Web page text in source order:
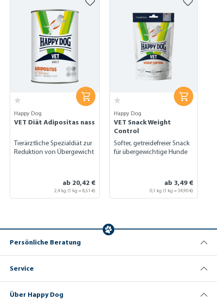
Happy Dog
VET Diät Adipositas nass
Tierärztliche Spezialdiät zur
Reduktion von Übergewicht
ab 20,42 €
2,4 kg (1 kg = 8,51 €)
Happy Dog
VET Snack Weight
Control
Softer, getreidefreier Snack
für übergewichtige Hunde
ab 3,49 €
0,1 kg (1 kg = 34,90 €)
Persönliche Beratung
Service
Über Happy Dog